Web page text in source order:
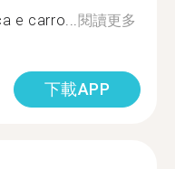
e carro...閱讀更多
下載APP